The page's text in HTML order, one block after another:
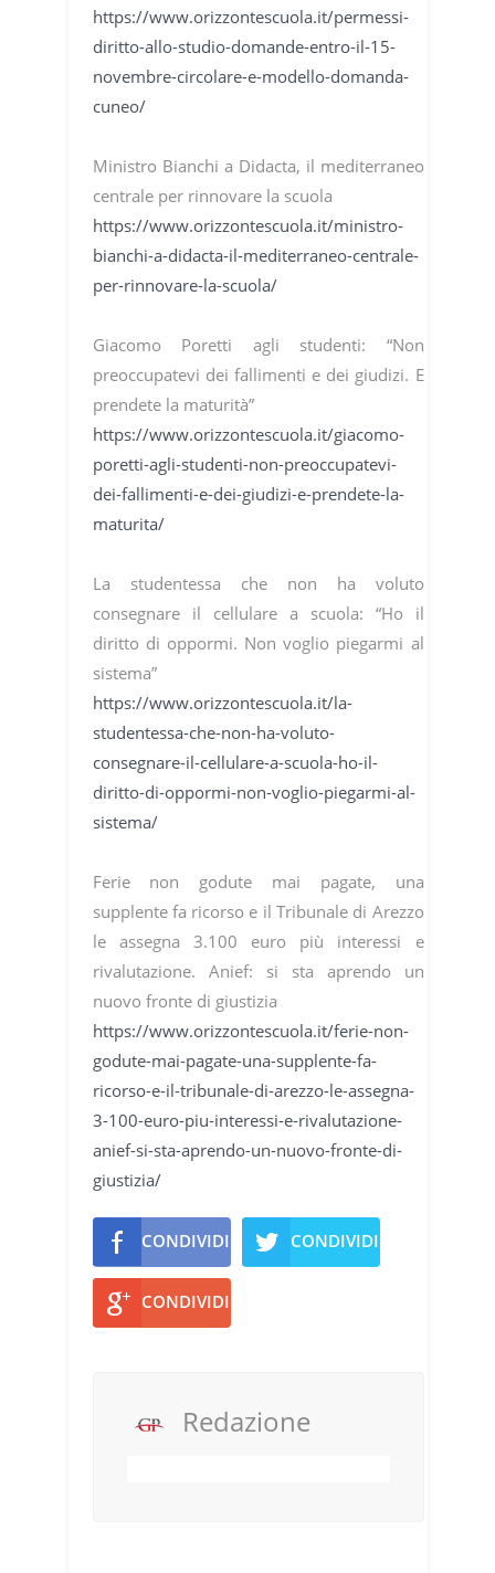
https://www.orizzontescuola.it/permessi-
diritto-allo-studio-domande-entro-il-15-
novembre-circolare-e-modello-domanda-
cuneo/
Ministro Bianchi a Didacta, il mediterraneo
centrale per rinnovare la scuola
https://www.orizzontescuola.it/ministro-
bianchi-a-didacta-il-mediterraneo-centrale-
per-rinnovare-la-scuola/
Giacomo Poretti agli studenti: “Non
preoccupatevi dei fallimenti e dei giudizi. E
prendete la maturità”
https://www.orizzontescuola.it/giacomo-
poretti-agli-studenti-non-preoccupatevi-
dei-fallimenti-e-dei-giudizi-e-prendete-la-
maturita/
La studentessa che non ha voluto
consegnare il cellulare a scuola: “Ho il
diritto di oppormi. Non voglio piegarmi al
sistema”
https://www.orizzontescuola.it/la-
studentessa-che-non-ha-voluto-
consegnare-il-cellulare-a-scuola-ho-il-
diritto-di-oppormi-non-voglio-piegarmi-al-
sistema/
Ferie non godute mai pagate, una
supplente fa ricorso e il Tribunale di Arezzo
le assegna 3.100 euro più interessi e
rivalutazione. Anief: si sta aprendo un
nuovo fronte di giustizia
https://www.orizzontescuola.it/ferie-non-
godute-mai-pagate-una-supplente-fa-
ricorso-e-il-tribunale-di-arezzo-le-assegna-
3-100-euro-piu-interessi-e-rivalutazione-
anief-si-sta-aprendo-un-nuovo-fronte-di-
giustizia/
CONDIVIDI CONDIVIDI
CONDIVIDI
Redazione